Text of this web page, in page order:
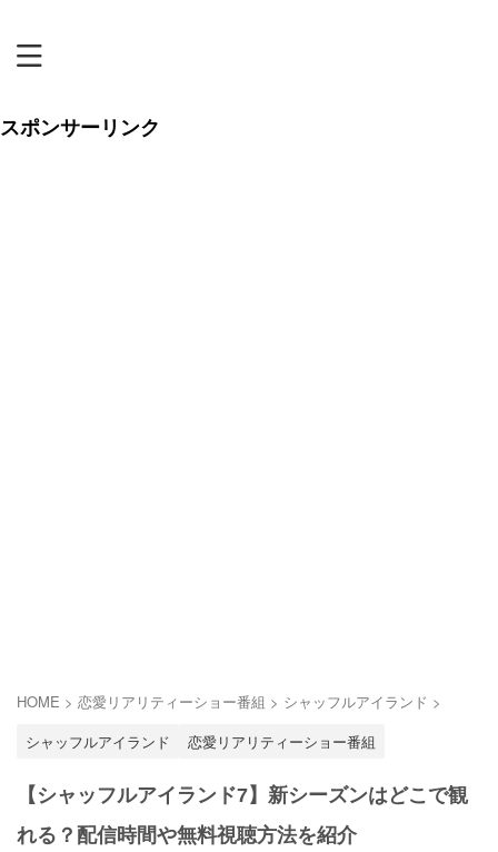
スポンサーリンク
HOME > 恋愛リアリティーショー番組 > シャッフルアイランド >
シャッフルアイランド
恋愛リアリティーショー番組
【シャッフルアイランド7】新シーズンはどこで観
れる？配信時間や無料視聴方法を紹介